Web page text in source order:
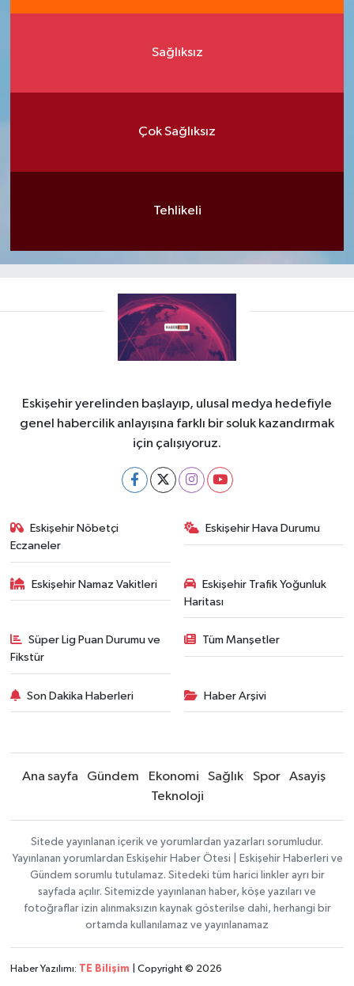
Sağlıksız
Çok Sağlıksız
Tehlikeli
Eskişehir yerelinden başlayıp, ulusal medya hedefiyle
genel habercilik anlayışına farklı bir soluk kazandırmak
için çalışıyoruz.
Eskişehir Nöbetçi
Eczaneler
Eskişehir Hava Durumu
Eskişehir Namaz Vakitleri
Eskişehir Trafik Yoğunluk
Haritası
Süper Lig Puan Durumu ve
Fikstür
Tüm Manşetler
Son Dakika Haberleri Haber Arşivi
Ana sayfa Gündem Ekonomi Sağlık Spor
Asayiş
Teknoloji
Sitede yayınlanan içerik ve yorumlardan yazarları sorumludur.
Yayınlanan yorumlardan Eskişehir Haber Ötesi | Eskişehir Haberleri ve
Gündem sorumlu tutulamaz. Sitedeki tüm harici linkler ayrı bir
sayfada açılır. Sitemizde yayınlanan haber, köşe yazıları ve
fotoğraflar izin alınmaksızın kaynak gösterilse dahi, herhangi bir
ortamda kullanılamaz ve yayınlanamaz
Haber Yazılımı: TE Bilişim | Copyright © 2026